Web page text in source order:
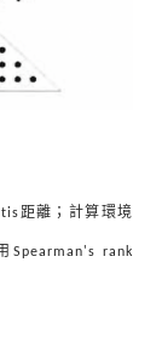
距離；計算環境
Spearman's rank